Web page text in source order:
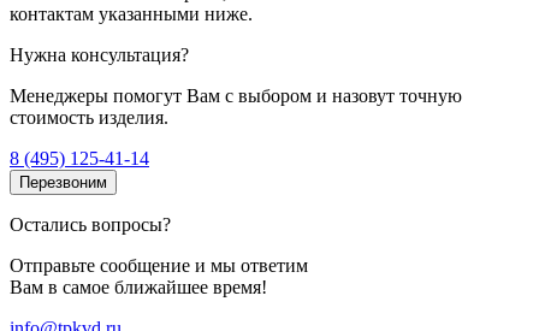
контактам указанными ниже.
Нужна консультация?
Менеджеры помогут Вам с выбором и назовут точную
стоимость изделия.
8 (495) 125-41-14
Перезвоним
Остались вопросы?
Отправьте сообщение и мы ответим
Вам в самое ближайшее время!